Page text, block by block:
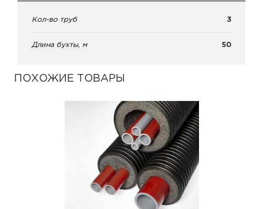
Кол-во труб 3
Длина бухты, м 50
ПОХОЖИЕ ТОВАРЫ